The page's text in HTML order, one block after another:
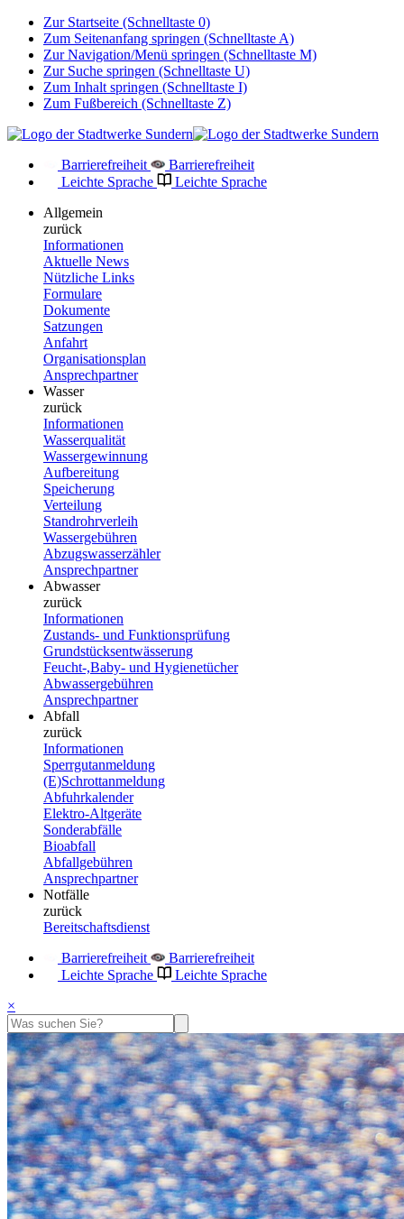
Zur Startseite (Schnelltaste 0)
Zum Seitenanfang springen (Schnelltaste A)
Zur Navigation/Menü springen (Schnelltaste M)
Zur Suche springen (Schnelltaste U)
Zum Inhalt springen (Schnelltaste I)
Zum Fußbereich (Schnelltaste Z)
Barrierefreiheit
Barrierefreiheit
Leichte Sprache
Leichte Sprache
Allgemein
zurück
Informationen
Aktuelle News
Nützliche Links
Formulare
Dokumente
Satzungen
Anfahrt
Organisationsplan
Ansprechpartner
Wasser
zurück
Informationen
Wasserqualität
Wassergewinnung
Aufbereitung
Speicherung
Verteilung
Standrohrverleih
Wassergebühren
Abzugswasserzähler
Ansprechpartner
Abwasser
zurück
Informationen
Zustands- und Funktionsprüfung
Grundstücksentwässerung
Feucht-,Baby- und Hygienetücher
Abwassergebühren
Ansprechpartner
Abfall
zurück
Informationen
Sperrgutanmeldung
(E)Schrottanmeldung
Abfuhrkalender
Elektro-Altgeräte
Sonderabfälle
Bioabfall
Abfallgebühren
Ansprechpartner
Notfälle
zurück
Bereitschaftsdienst
Barrierefreiheit
Barrierefreiheit
Leichte Sprache
Leichte Sprache
×